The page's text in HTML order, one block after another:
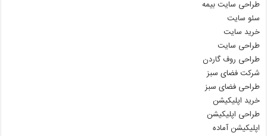
طراحی سایت بیمه
سئو سایت
خرید سایت
طراحی سایت
طراحی روف گاردن
شرکت فضای سبز
طراحی فضای سبز
خرید اپلیکیشن
طراحی اپلیکیشن
اپلیکیشن آماده